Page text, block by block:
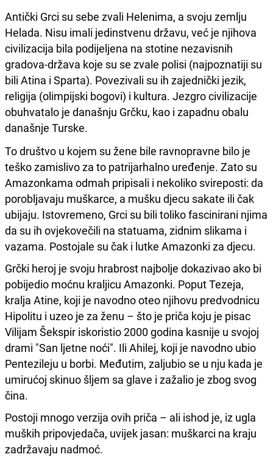
Antički Grci su sebe zvali Helenima, a svoju zemlju
Helada. Nisu imali jedinstvenu državu, već je njihova
civilizacija bila podijeljena na stotine nezavisnih
gradova-država koje su se zvale polisi (najpoznatiji su
bili Atina i Sparta). Povezivali su ih zajednički jezik,
religija (olimpijski bogovi) i kultura. Jezgro civilizacije
obuhvatalo je današnju Grčku, kao i zapadnu obalu
današnje Turske.
To društvo u kojem su žene bile ravnopravne bilo je
teško zamislivo za to patrijarhalno uređenje. Zato su
Amazonkama odmah pripisali i nekoliko svireposti: da
porobljavaju muškarce, a mušku djecu sakate ili čak
ubijaju. Istovremeno, Grci su bili toliko fascinirani njima
da su ih ovjekovečili na statuama, zidnim slikama i
vazama. Postojale su čak i lutke Amazonki za djecu.
Grčki heroj je svoju hrabrost najbolje dokazivao ako bi
pobijedio moćnu kraljicu Amazonki. Poput Tezeja,
kralja Atine, koji je navodno oteo njihovu predvodnicu
Hipolitu i uzeo je za ženu – što je priča koju je pisac
Vilijam Šekspir iskoristio 2000 godina kasnije u svojoj
drami "San ljetne noći". Ili Ahilej, koji je navodno ubio
Pentezileju u borbi. Međutim, zaljubio se u nju kada je
umirućoj skinuo šljem sa glave i zažalio je zbog svog
čina.
Postoji mnogo verzija ovih priča – ali ishod je, iz ugla
muških pripovjedača, uvijek jasan: muškarci na kraju
zadržavaju nadmoć.